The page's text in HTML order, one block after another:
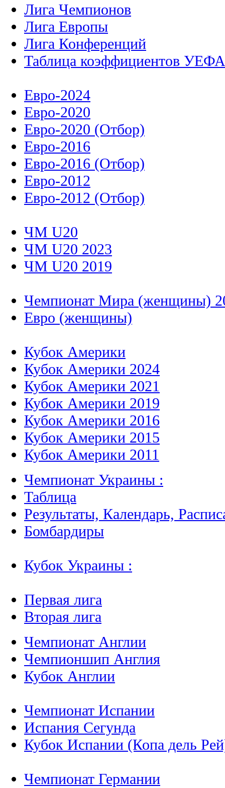
Лига Чемпионов
Лига Европы
Лига Конференций
Таблица коэффициентов УЕФА
Евро-2024
Евро-2020
Евро-2020 (Отбор)
Евро-2016
Евро-2016 (Отбор)
Евро-2012
Евро-2012 (Отбор)
ЧМ U20
ЧМ U20 2023
ЧМ U20 2019
Чемпионат Мира (женщины)
Евро (женщины)
Кубок Америки
Кубок Америки 2024
Кубок Америки 2021
Кубок Америки 2019
Кубок Америки 2016
Кубок Америки 2015
Кубок Америки 2011
Чемпионат Украины :
Таблица
Результаты, Календарь,
Бомбардиры
Кубок Украины :
Первая лига
Вторая лига
Чемпионат Англии
Чемпионшип Англия
Кубок Англии
Чемпионат Испании
Испания Сегунда
Кубок Испании (Копа дель
Чемпионат Германии